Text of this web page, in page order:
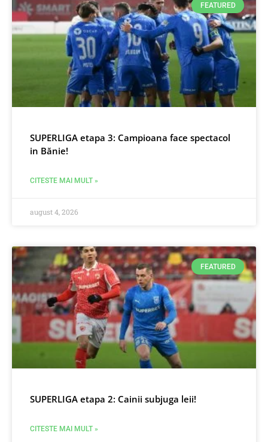
FEATURED
SUPERLIGA etapa 3: Campioana face spectacol
in Bănie!
CITESTE MAI MULT »
august 4, 2026
FEATURED
SUPERLIGA etapa 2: Cainii subjuga leii!
CITESTE MAI MULT »